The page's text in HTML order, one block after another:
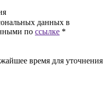
данных в
по ссылке *
время для уточнения